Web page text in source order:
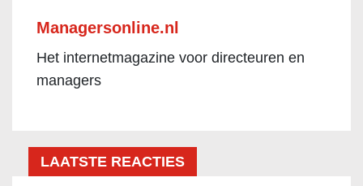
Managersonline.nl
Het internetmagazine voor directeuren en
managers
LAATSTE REACTIES